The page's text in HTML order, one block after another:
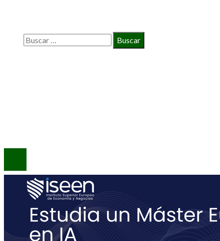
Buscar: